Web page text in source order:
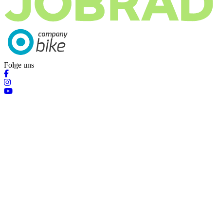
Folge uns